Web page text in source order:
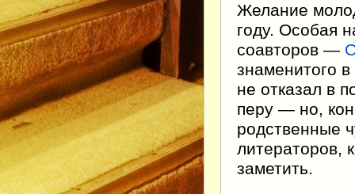
Желание
году. Особая
соавторов —
знаменитого
не отказал в
перу — но,
родственные
литераторов,
заметить.